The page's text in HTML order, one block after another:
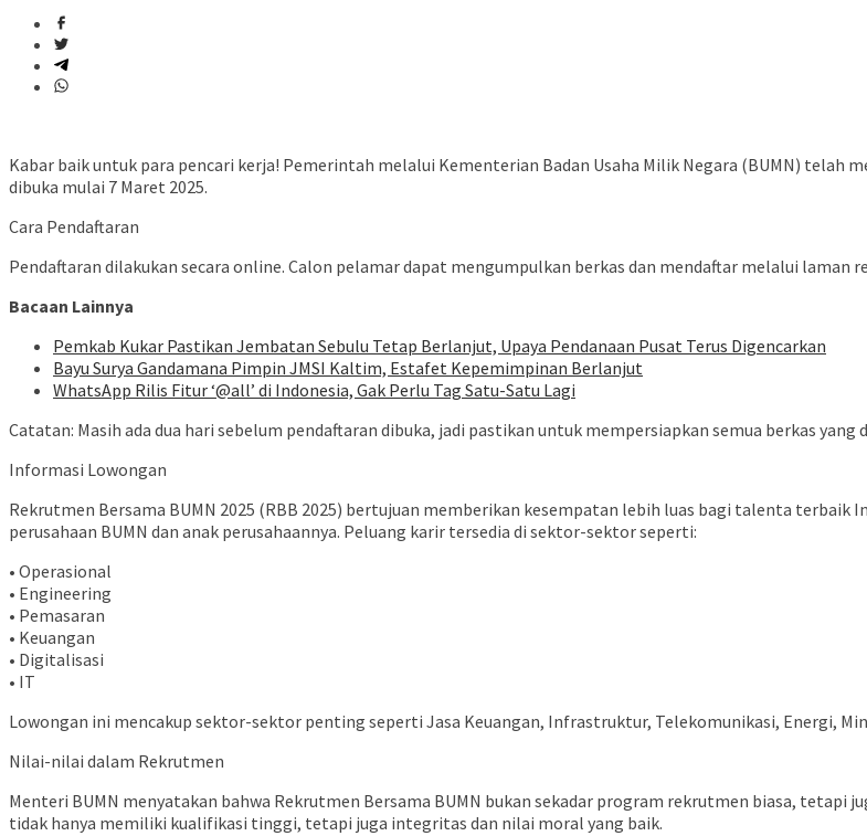
Kabar baik untuk para pencari kerja! Pemerintah melalui Kementerian Badan Usaha Milik Negara (BUMN) telah
dibuka mulai 7 Maret 2025.
Cara Pendaftaran
Pendaftaran dilakukan secara online. Calon pelamar dapat mengumpulkan berkas dan mendaftar melalui
Bacaan Lainnya
Pemkab Kukar Pastikan Jembatan Sebulu Tetap Berlanjut, Upaya Pendanaan Pusat Terus Digencarkan
Bayu Surya Gandamana Pimpin JMSI Kaltim, Estafet Kepemimpinan Berlanjut
WhatsApp Rilis Fitur ‘@all’ di Indonesia, Gak Perlu Tag Satu-Satu Lagi
Catatan: Masih ada dua hari sebelum pendaftaran dibuka, jadi pastikan untuk mempersiapkan semua berkas yang
Informasi Lowongan
Rekrutmen Bersama BUMN 2025 (RBB 2025) bertujuan memberikan kesempatan lebih luas bagi talenta terbaik
perusahaan BUMN dan anak perusahaannya. Peluang karir tersedia di sektor-sektor seperti:
• Operasional
• Engineering
• Pemasaran
• Keuangan
• Digitalisasi
• IT
Lowongan ini mencakup sektor-sektor penting seperti Jasa Keuangan, Infrastruktur, Telekomunikasi, Energi,
Nilai-nilai dalam Rekrutmen
Menteri BUMN menyatakan bahwa Rekrutmen Bersama BUMN bukan sekadar program rekrutmen biasa, tetapi
tidak hanya memiliki kualifikasi tinggi, tetapi juga integritas dan nilai moral yang baik.